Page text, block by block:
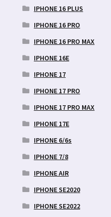
IPHONE 16 PLUS
IPHONE 16 PRO
IPHONE 16 PRO MAX
IPHONE 16E
IPHONE 17
IPHONE 17 PRO
IPHONE 17 PRO MAX
IPHONE 17E
IPHONE 6/6s
IPHONE 7/8
IPHONE AIR
IPHONE SE2020
IPHONE SE2022